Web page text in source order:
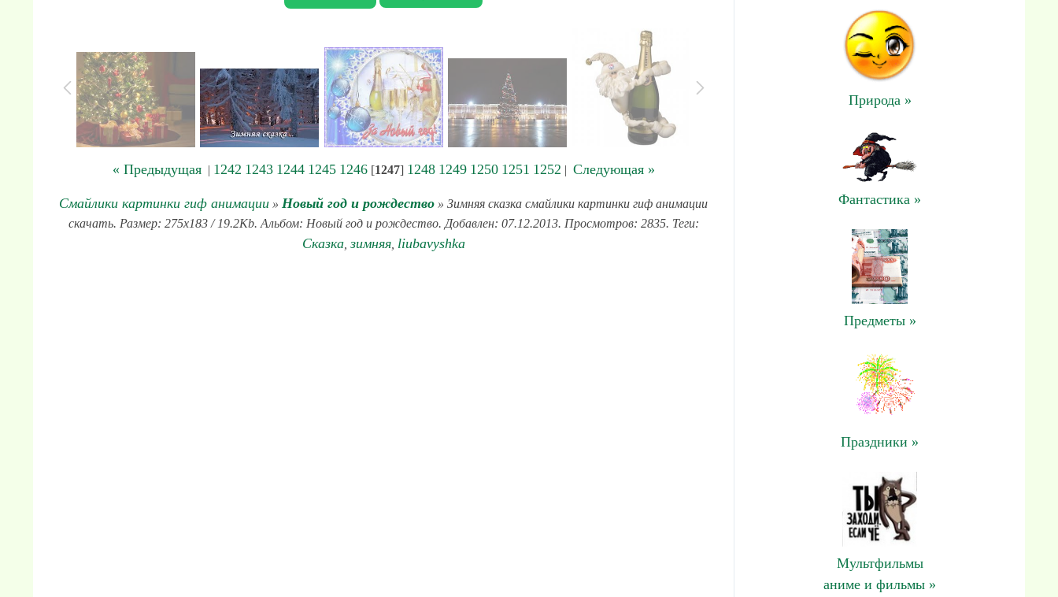
« Предыдущая| 1242 1243 1244 1245 1246[1247] 1248 1249 1250 1251 1252 | Следующая »
Смайлики картинки гиф анимации » Новый год и рождество » Зимняя сказка смайлики картинки гиф анимации
скачать. Размер: 275x183 / 19.2Kb. Альбом: Новый год и рождество. Добавлен: 07.12.2013. Просмотров: 2835. Теги:
Сказка,зимняя, liubavyshka
Природа »
Фантастика »
Предметы »
Праздники »
Мультфильмы
аниме и фильмы »